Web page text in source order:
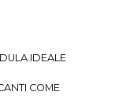
IDEALE
COME